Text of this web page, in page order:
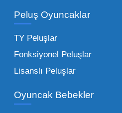
adetli stok yapmanıza
sürpriz paketler ve
harçlıklarıyla kolayca
Çocuk Oyuncakları
Bebeklik döneminden
toptan tedariği
Peluş Oyuncaklar
TY Peluşlar
Fonksiyonel Peluşlar
Lisanslı Peluşlar
Oyuncak Bebekler